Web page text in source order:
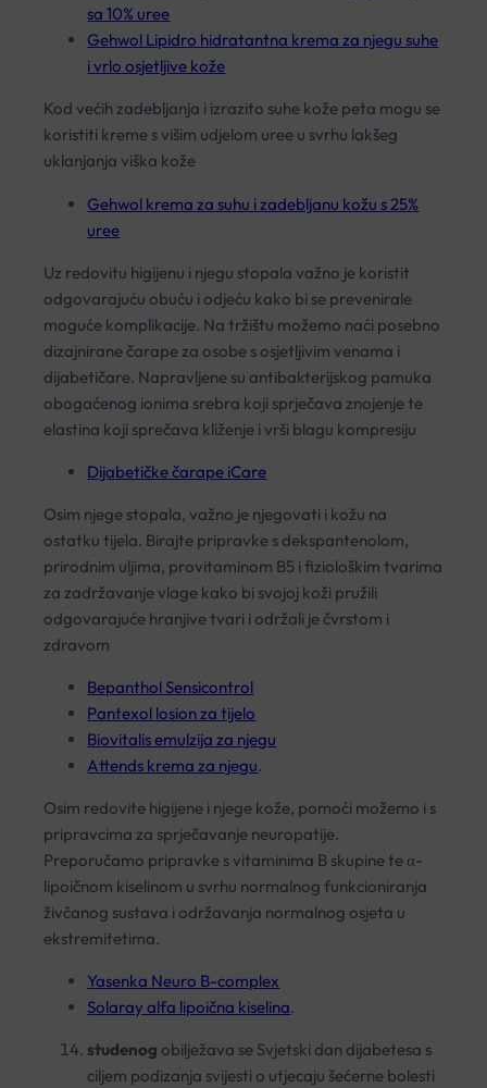
sa 10% uree
Gehwol Lipidro hidratantna krema za njegu suhe
i vrlo osjetljive kože
Kod većih zadebljanja i izrazito suhe kože peta mogu se
koristiti kreme s višim udjelom uree u svrhu lakšeg
uklanjanja viška kože
Gehwol krema za suhu i zadebljanu kožu s 25%
uree
Uz redovitu higijenu i njegu stopala važno je koristit
odgovarajuću obuću i odjeću kako bi se prevenirale
moguće komplikacije. Na tržištu možemo naći posebno
dizajnirane čarape za osobe s osjetljivim venama i
dijabetičare. Napravljene su antibakterijskog pamuka
obogaćenog ionima srebra koji sprječava znojenje te
elastina koji sprečava kliženje i vrši blagu kompresiju
Dijabetičke čarape iCare
Osim njege stopala, važno je njegovati i kožu na
ostatku tijela. Birajte pripravke s dekspantenolom,
prirodnim uljima, provitaminom B5 i fiziološkim tvarima
za zadržavanje vlage kako bi svojoj koži pružili
odgovarajuće hranjive tvari i održali je čvrstom i
zdravom
Bepanthol Sensicontrol
Pantexol losion za tijelo
Biovitalis emulzija za njegu
Attends krema za njegu.
Osim redovite higijene i njege kože, pomoći možemo i s
pripravcima za sprječavanje neuropatije.
Preporučamo pripravke s vitaminima B skupine te α-
lipoičnom kiselinom u svrhu normalnog funkcioniranja
živčanog sustava i održavanja normalnog osjeta u
ekstremitetima.
Yasenka Neuro B-complex
Solaray alfa lipoična kiselina.
studenog obilježava se Svjetski dan dijabetesa s
ciljem podizanja svijesti o utjecaju šećerne bolesti